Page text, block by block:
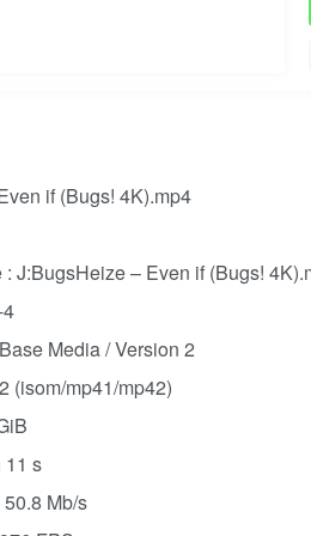
if (Bugs! 4K).mp4
J:BugsHeize – Even if (Bugs!
Media / Version 2
(isom/mp41/mp42)
11 s
Mb/s